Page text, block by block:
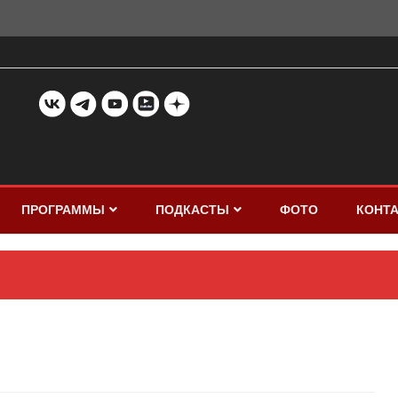
ПРОГРАММЫ ПОДКАСТЫ ФОТО